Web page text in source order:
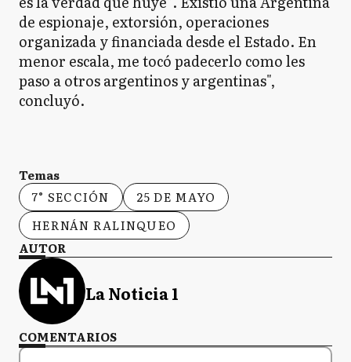
de espionaje, extorsión, operaciones
organizada y financiada desde el Estado. En
menor escala, me tocó padecerlo como les
paso a otros argentinos y argentinas",
concluyó.
Temas
7° SECCIÓN
25 DE MAYO
HERNÁN RALINQUEO
AUTOR
La Noticia 1
COMENTARIOS